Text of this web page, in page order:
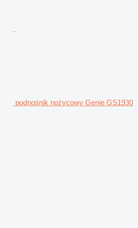
podnośnik nożycowy Genie GS1930